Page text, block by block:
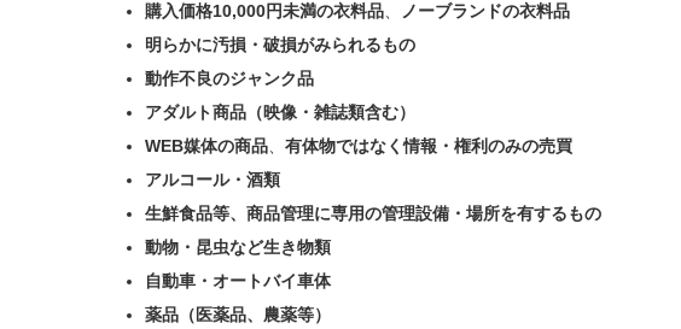
購入価格10,000円未満の衣料品
ノーブランドの衣料品
明らかに汚損・破損がみられるもの
動作不良のジャンク品
アダルト商品（映像・雑誌類含む）
WEB媒体の商品 、有体物ではなく情報・権利のみの売買
アルコール・酒類
生鮮食品等、商品管理に専用の管理設備・場所を有するもの
動物・昆虫など生き物類
自動車・オートバイ車体
薬品（医薬品、農薬等）